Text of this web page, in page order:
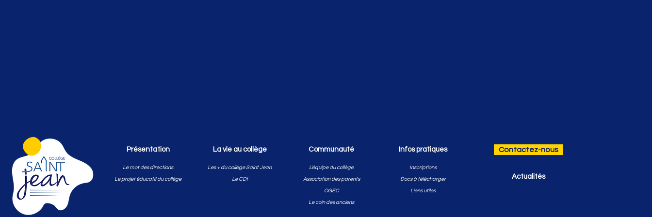
Présentation
Le mot des directions
Le projet éducatif du collège
La vie au collège
Les + du collège Saint Jean
Le CDI
Communauté
L'équipe du collège
Association des parents
OGEC
Infos pratiques
Inscriptions
Docs à télécharger
Liens utiles
Contactez-nous
Actualités
Le coin des anciens